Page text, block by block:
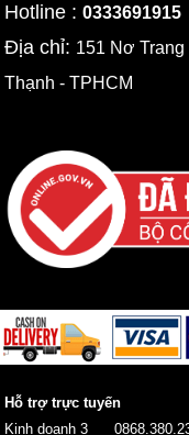
Hotline :0333691915
Địa chỉ: 151 Nơ
Thạnh - TPHCM
Hỗ trợ trực tuyến
Kinh doanh 3